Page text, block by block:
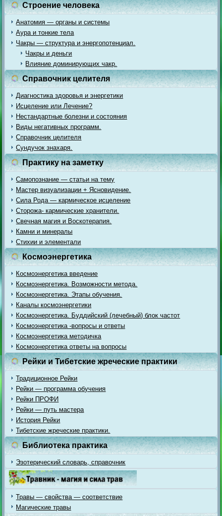
Строение человека
Анатомия — органы и системы
Аура и тонкие тела
Чакры — структура и энергопотенциал.
Чакры и деньги
Влияние доминирующих чакр.
Справочник целителя
Диагностика здоровья и энергетики
Исцеление или Лечение?
Нестандартные болезни и состояния
Виды негативных программ.
Справочник целителя
Сундучок знахаря.
Практику на заметку
Самопознание — статьи на тему
Мастер визуализации + Ясновидение.
Сила Рода — кармическое исцеление
Сторожа- кармические хранители.
Свечная магия и Воскотерапия.
Камни и минералы
Стихии и элементали
Космоэнергетика
Космоэнергетика введение
Космоэнергетика. Возможности метода.
Космоэнергетика. Этапы обучения.
Каналы космоэнергетики
Космоэнергетика. Буддийский (лечебный) блок частот
Космоэнергетика -вопросы и ответы
Космоэнергетика методичка
Космоэнергетика ответы на вопросы
Рейки и Тибетские жреческие практики
Традиционное Рейки
Рейки — программа обучения
Рейки ПРОФИ
Рейки — путь мастера
История Рейки
Тибетские жреческие практики.
Библиотека практика
Эзотерический словарь, справочник
Травы — свойства — соответствие
Магические травы